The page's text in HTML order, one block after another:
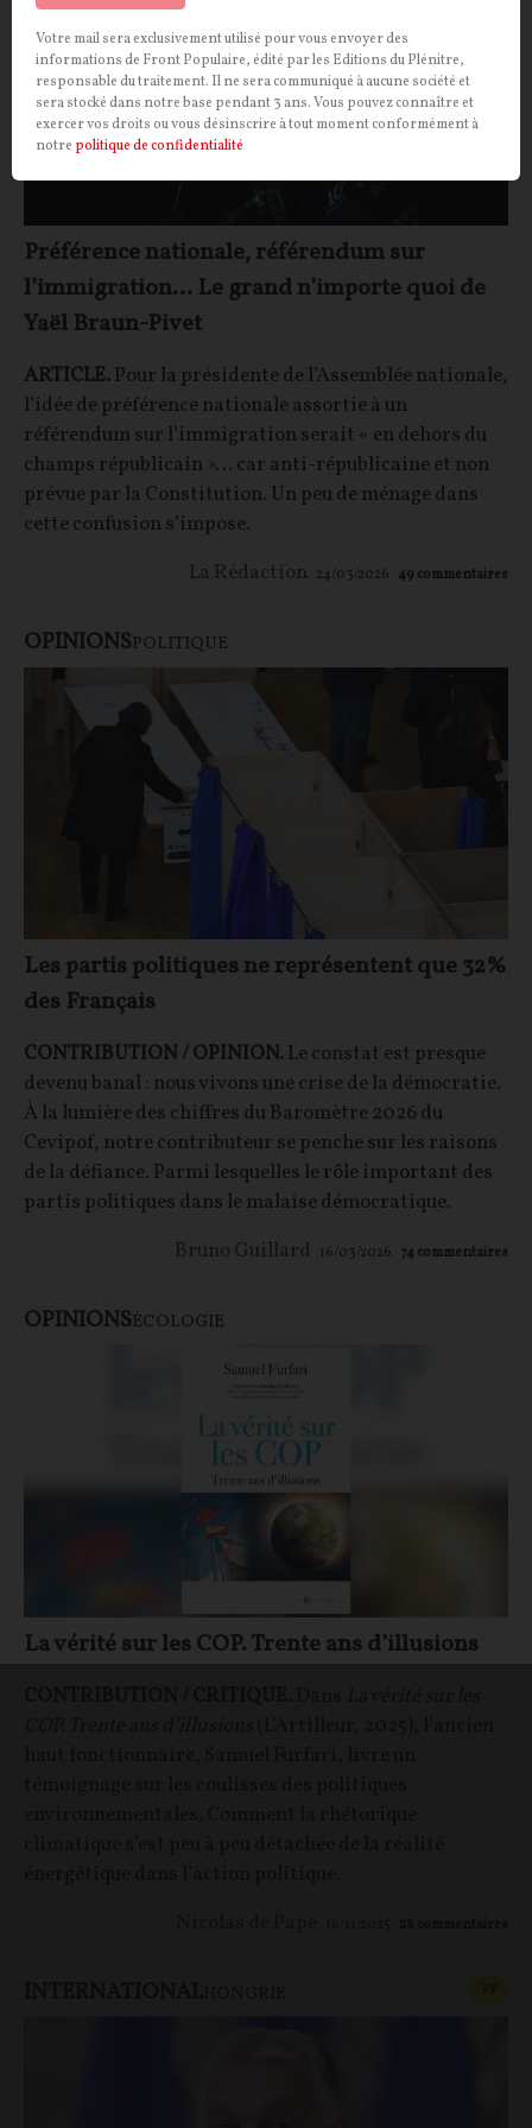
Préférence nationale, référendum sur
l’immigration… Le grand n’importe quoi de
Yaël Braun-Pivet
ARTICLE.Pour la présidente de l’Assemblée nationale,
l’idée de préférence nationale assortie à un
référendum sur l’immigration serait « en dehors du
champs républicain »… car anti-républicaine et non
prévue par la Constitution. Un peu de ménage dans
cette confusion s’impose.
La Rédaction 24/03/2026 49 commentaires
OPINIONSPOLITIQUE
Les partis politiques ne représentent que 32%
des Français
CONTRIBUTION / OPINION.Le constat est presque
devenu banal : nous vivons une crise de la démocratie.
À la lumière des chiffres du Baromètre 2026 du
Cevipof, notre contributeur se penche sur les raisons
de la défiance. Parmi lesquelles le rôle important des
partis politiques dans le malaise démocratique.
Bruno Guillard 16/03/2026 74commentaires
OPINIONSÉCOLOGIE
La vérité sur les COP. Trente ans d’illusions
Votre mail sera exclusivement utilisé pour vous envoyer des
informations de Front Populaire, édité par les Editions du Plénitre,
responsable du traitement. Il ne sera communiqué à aucune société et
sera stocké dans notre base pendant 3 ans. Vous pouvez connaître et
exercer vos droits ou vous désinscrire à tout moment conformément à
notre politique de confidentialité